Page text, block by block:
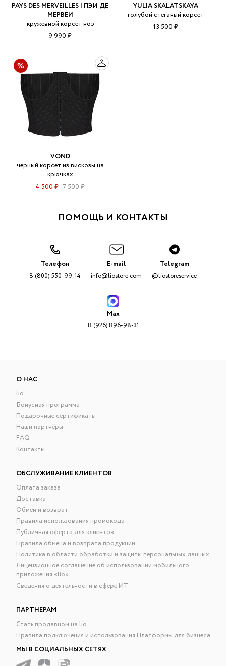
PAYS DES MERVEILLES | ПЭИ ДЕ
МЕРВЕИ
кружевной корсет ноэ
9 990 ₽
YULIA SKALATSKAYA
голубой стеганый корсет
13 500 ₽
VOND
черный корсет из вискозы на
крючках
4 500 ₽ 7 500 ₽
ПОМОЩЬ И КОНТАКТЫ
Телефон
8 (800) 550-99-14
E-mail
info@liostore.com
Telegram
@liostoreservice
Max
8 (926) 896-98-31
О НАС
lio
Бонусная программа
Подарочные сертификаты
Наши партнёры
FAQ
Контакты
ОБСЛУЖИВАНИЕ КЛИЕНТОВ
Оплата заказа
Доставка
Обмен и возврат
Правила использования промокода
Публичная оферта для клиентов
Правила обмена и возврата продукции
Политика в области обработки и защиты персональных данных
Лицензионное соглашение об использовании мобильного
приложения «lío»
Сведения о деятельности в сфере ИТ
ПАРТНЕРАМ
Стать продавцом на lio
Правила подключения и использования Платформы для бизнеса
МЫ В СОЦИАЛЬНЫХ СЕТЯХ